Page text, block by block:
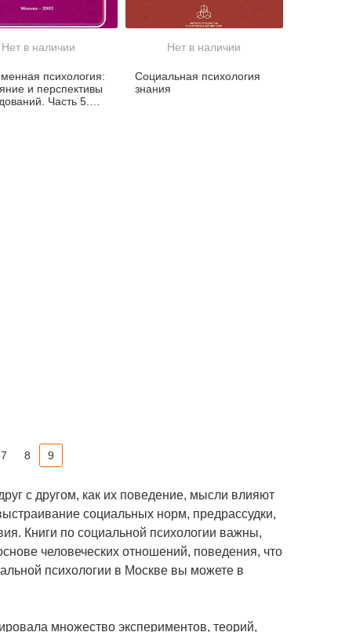
Нет в наличии
психология:
и перспективы
Часть 5.
Нет в наличии
Социальная психология
знания
7 8 9
с другом, как их поведение, мысли влияют
социальных норм, предрассудки,
Книги по социальной психологии важны,
человеческих отношений, поведения, что
психологии в Москве вы можете в
множество экспериментов, теорий,